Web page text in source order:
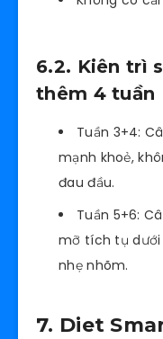
6.2. Kiên trì
thêm 4 tuần
Tuần 3+4:
mạnh khoẻ,
đau đầu.
Tuần 5+6:
mỡ tích tụ dưới
nhẹ nhõm.
7. Diet